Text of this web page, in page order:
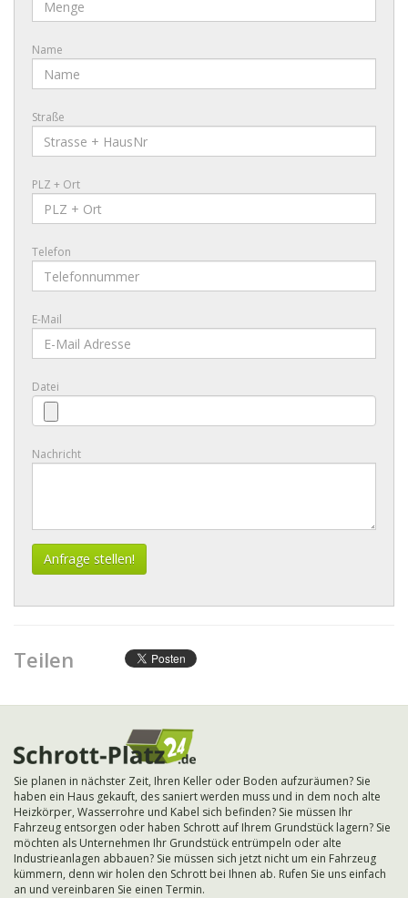
Name
Straße
PLZ + Ort
Telefon
E-Mail
Datei
Nachricht
Teilen
Sie planen in nächster Zeit, Ihren Keller oder Boden aufzuräumen? Sie
haben ein Haus gekauft, des saniert werden muss und in dem noch alte
Heizkörper, Wasserrohre und Kabel sich befinden? Sie müssen Ihr
Fahrzeug entsorgen oder haben Schrott auf Ihrem Grundstück lagern? Sie
möchten als Unternehmen Ihr Grundstück entrümpeln oder alte
Industrieanlagen abbauen? Sie müssen sich jetzt nicht um ein Fahrzeug
kümmern, denn wir holen den Schrott bei Ihnen ab. Rufen Sie uns einfach
an und vereinbaren Sie einen Termin.